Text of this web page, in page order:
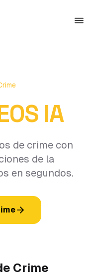
IA
de crime con
de la
en segundos.
Crime